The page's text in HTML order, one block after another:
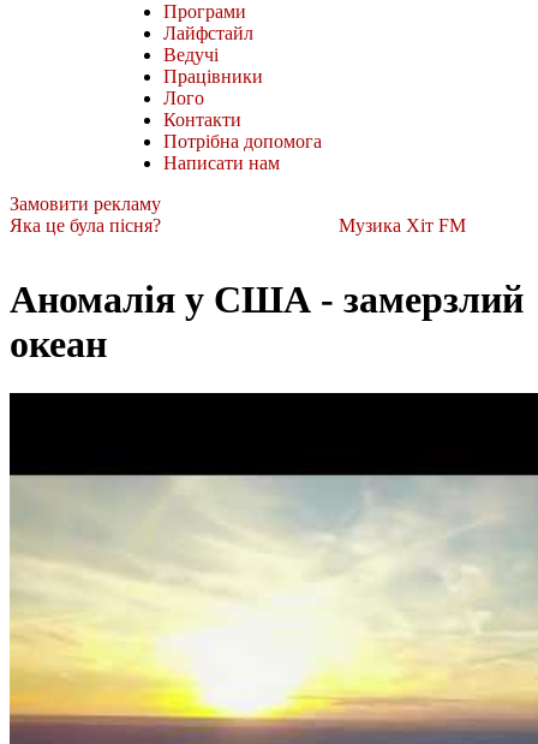
Програми
Лайфстайл
Ведучі
Працівники
Лого
Контакти
Потрібна допомога
Написати нам
Замовити рекламу
Яка це була пісня?
Музика Хіт FM
Аномалія у США - замерзлий
океан